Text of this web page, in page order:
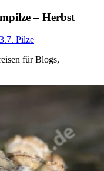
– Herbst
3.7. Pilze
für Blogs,